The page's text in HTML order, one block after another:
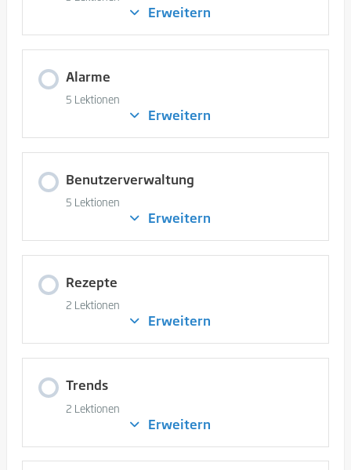
Erweitern
Sprachumschaltung
Alarme
5 Lektionen
Erweitern
Alarme
Benutzerverwaltung
5 Lektionen
Erweitern
Benutzerverwaltung
Rezepte
2 Lektionen
Erweitern
Rezepte
Trends
2 Lektionen
Erweitern
Trends